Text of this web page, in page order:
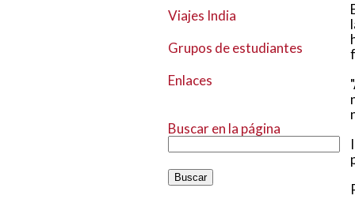
Viajes India
Grupos de estudiantes
Enlaces
Buscar en la página